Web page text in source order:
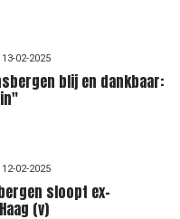
13-02-2025
blij en dankbaar:
12-02-2025
sloopt ex-
(v)